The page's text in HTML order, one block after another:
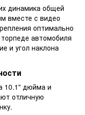
динамика общей
вместе с видео
оптимально
автомобиля
и угол наклона
10.1" дюйма и
отличную